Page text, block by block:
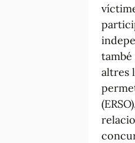
altres